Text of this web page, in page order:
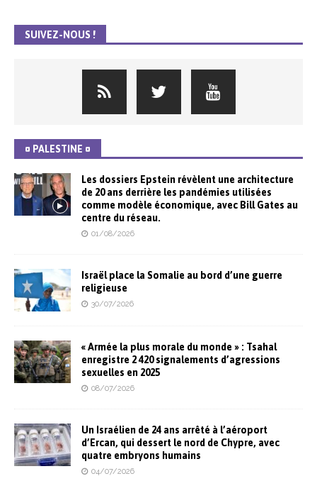
SUIVEZ-NOUS !
¤ PALESTINE ¤
Les dossiers Epstein révèlent une architecture
de 20 ans derrière les pandémies utilisées
comme modèle économique, avec Bill Gates au
centre du réseau.
01/08/2026
Israël place la Somalie au bord d’une guerre
religieuse
30/07/2026
« Armée la plus morale du monde » : Tsahal
enregistre 2 420 signalements d’agressions
sexuelles en 2025
08/07/2026
Un Israélien de 24 ans arrêté à l’aéroport
d’Ercan, qui dessert le nord de Chypre, avec
quatre embryons humains
04/07/2026